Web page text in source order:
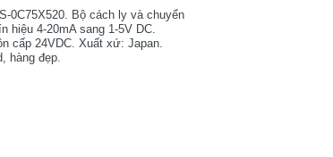
0C75X520. Bộ cách ly và chuyển
hiệu 4-20mA sang 1-5V DC.
cấp 24VDC. Xuất xứ: Japan.
hàng đẹp.